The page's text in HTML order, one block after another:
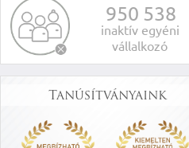
950 538
inaktív egyéni
vállalkozó
Tanúsítványaink